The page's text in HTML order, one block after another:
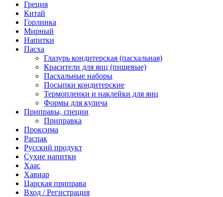
Греция
Китай
Горлинка
Мирный
Напитки
Пасха
Глазурь кондитерская (пасхальная)
Красители для яиц (пищевые)
Пасхальные наборы
Посыпки кондитерские
Термопленки и наклейки для яиц
Формы для кулича
Приправы, специи
Приправка
Проксима
Распак
Русский продукт
Сухие напитки
Хаас
Хавиар
Царская приправа
Вход / Регистрация